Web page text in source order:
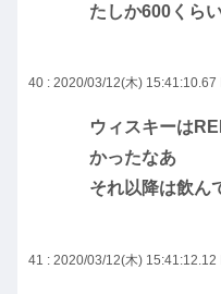
たしか600くら
40 : 2020/03/12(木) 15:41:10.67
ウィスキーは
かったなあ
それ以降は飲ん
41 : 2020/03/12(木) 15:41:12.12